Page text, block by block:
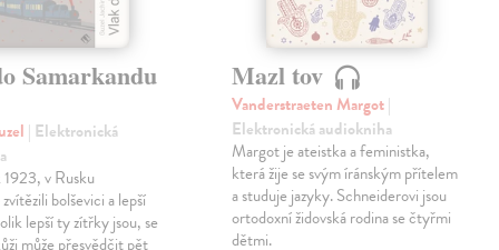
Samarkandu
| Elektronická
1923, v Rusku
bolševici a lepší
lepší ty zítřky jsou, se
může přesvědčit pět
Mazl tov
Vanderstraeten Margot|
Elektronická audiokniha
Margot je ateistka a feministka,
která žije se svým íránským přítelem
a studuje jazyky. Schneiderovi jsou
ortodoxní židovská rodina se čtyřmi
dětmi.